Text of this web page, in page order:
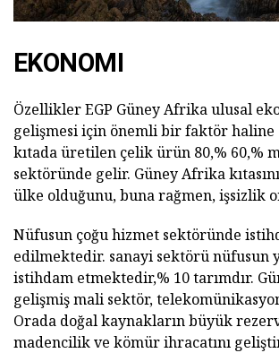
EKONOMI
Özellikler EGP Güney Afrika ulusal
gelişmesi için önemli bir faktör haline
kıtada üretilen çelik ürün 80,% 60,%
sektöründe gelir. Güney Afrika
ülke olduğunu, buna rağmen, işsizlik
Nüfusun çoğu hizmet sektöründe
edilmektedir. sanayi sektörü nüfusun
istihdam etmektedir,% 10 tarımdır.
gelişmiş mali sektör,
Orada doğal kaynakların büyük
madencilik ve kömür ihracatını